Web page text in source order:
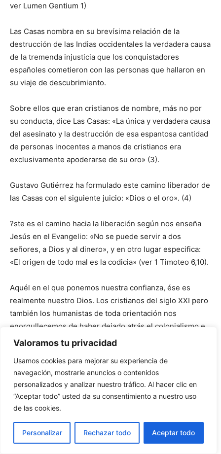
Valoramos tu privacidad
Usamos cookies para mejorar su experiencia de
navegación, mostrarle anuncios o contenidos
personalizados y analizar nuestro tráfico. Al hacer clic en
“Aceptar todo” usted da su consentimiento a nuestro uso
de las cookies.
Personalizar Rechazar todo Aceptar todo
ver Lumen Gentium 1)
Las Casas nombra en su brevísima relación de la
destrucción de las Indias occidentales la verdadera causa
de la tremenda injusticia que los conquistadores
españoles cometieron con las personas que hallaron en
su viaje de descubrimiento.
Sobre ellos que eran cristianos de nombre, más no por
su conducta, dice Las Casas: «La única y verdadera causa
del asesinato y la destrucción de esa espantosa cantidad
de personas inocentes a manos de cristianos era
exclusivamente apoderarse de su oro» (3).
Gustavo Gutiérrez ha formulado este camino liberador de
las Casas con el siguiente juicio: «Dios o el oro». (4)
?ste es el camino hacia la liberación según nos enseña
Jesús en el Evangelio: «No se puede servir a dos
señores, a Dios y al dinero», y en otro lugar especifica:
«El origen de todo mal es la codicia» (ver 1 Timoteo 6,10).
Aquél en el que ponemos nuestra confianza, ése es
realmente nuestro Dios. Los cristianos del siglo XXI pero
también los humanistas de toda orientación nos
enorgullecemos de haber dejado atrás el colonialismo e
imperialismo eurocentristas. Sin embargo en la justa
conquista de América, África y la India y la humillación de
la China, corremos a menudo el peligro de creer,
sintiéndonos moralmente seguros, que en el siglo XVI
nosotros habríamos estado del lado de Las Casas y
históricas de entonces no son sin más comparables con
las del mundo globalizado actual.